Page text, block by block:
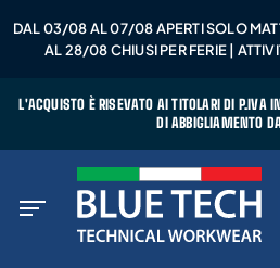
DAL 03/08 AL 07/08 APERTI SOLO
AL 28/08 CHIUSI PER FERIE |
L'ACQUISTO È RISEVATO AI TITOLARI DI P.IVA
DI ABBIGLIAMENTO